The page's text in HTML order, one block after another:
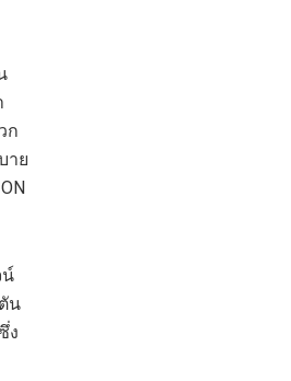
ก
าย
น์
น
ง